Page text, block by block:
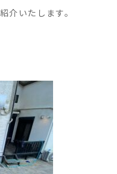
介いたします。